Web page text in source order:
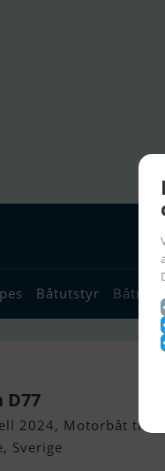
Båtutstyr
2024, Motorbåt till
Sverige